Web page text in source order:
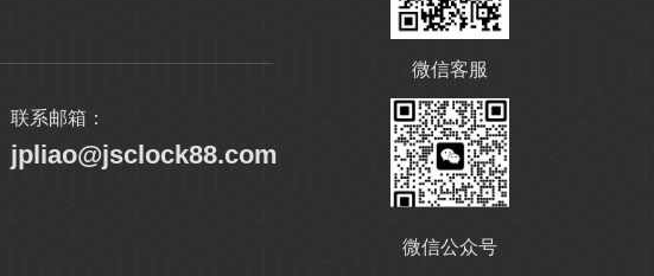
高温导热油WD-320
联系邮箱：
jpliao@jsclock88.com
微信客服
微信公众号